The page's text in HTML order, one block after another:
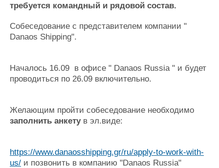
Выставки и семинары
Галерея флота
Все службы
требуется командный и рядовой состав.
Собеседование с представителем компании "
Danaos Shipping".
Началось 16.09 в офисе " Danaos Russia " и будет
проводиться по 26.09 включительно.
Желающим пройти собеседование необходимо
заполнить анкетув эл.виде:
https://www.danaosshipping.gr/ru/apply-to-work-with-
us/ и позвонить в компанию "Danaos Russia"